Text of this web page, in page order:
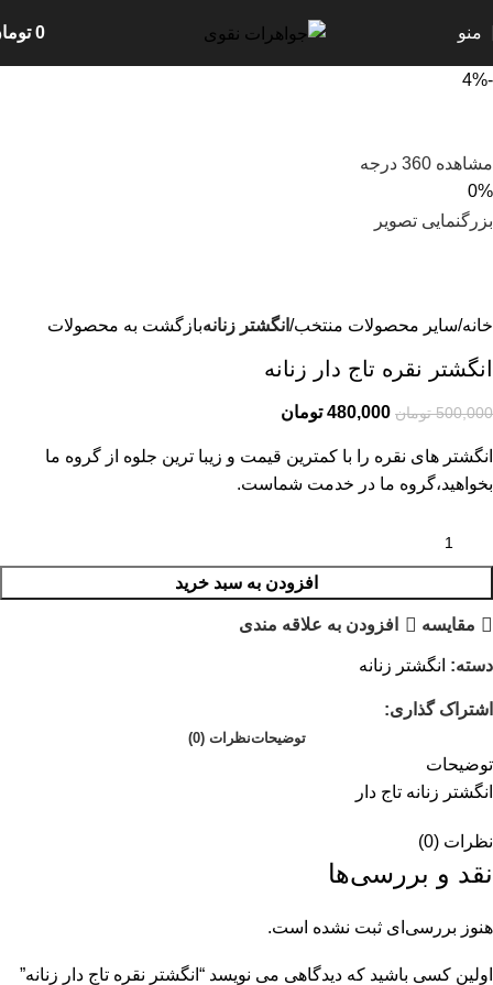
منو 0
-4%
مشاهده 360 درجه
0%
بزرگنمایی تصویر
خانه سایر محصولات منتخب انگشتر زنانهبازگشت به محصولات
انگشتر نقره تاج دار زنانه
500,000 تومان 480,000 تومان
انگشتر های نقره را با کمترین قیمت و زیبا ترین جلوه از گروه ما
بخواهید،گروه ما در خدمت شماست.
افزودن به سبد خرید
مقایسه افزودن به علاقه مندی
دسته: انگشتر زنانه
اشتراک گذاری:
توضیحاتنظرات (0)
توضیحات
انگشتر زنانه تاج دار
نظرات (0)
نقد و بررسی‌ها
هنوز بررسی‌ای ثبت نشده است.
اولین کسی باشید که دیدگاهی می نویسد “انگشتر نقره تاج دار زنانه”